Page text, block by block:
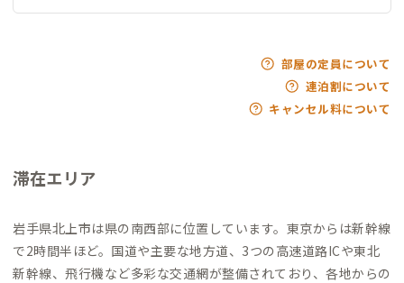
部屋の定員について
連泊割について
キャンセル料について
滞在エリア
岩手県北上市は県の南西部に位置しています。東京からは新幹線
で2時間半ほど。国道や主要な地方道、3つの高速道路ICや東北
新幹線、飛行機など多彩な交通網が整備されており、各地からの